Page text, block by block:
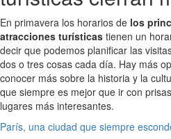
En primavera los horarios de los
atracciones turísticas tienen un
decir que podemos planificar las
dos o tres cosas cada día. Hay más
conocer más sobre la historia y la
que siempre es mejor que ir con
lugares más interesantes.
París, una ciudad que siempre